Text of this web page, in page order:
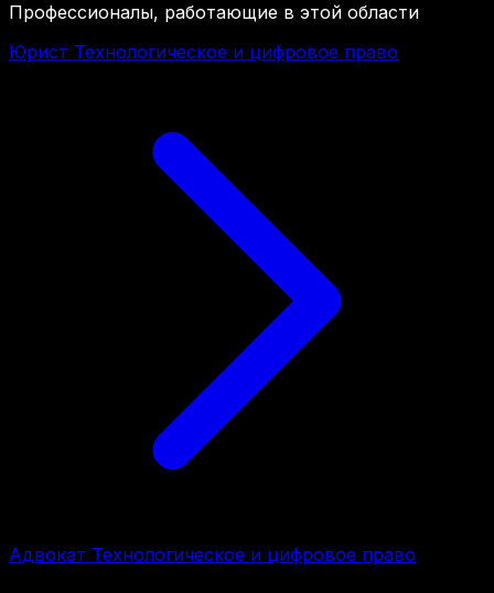
Профессионалы, работающие в этой области
Юрист Технологическое и цифровое право
Адвокат Технологическое и цифровое право